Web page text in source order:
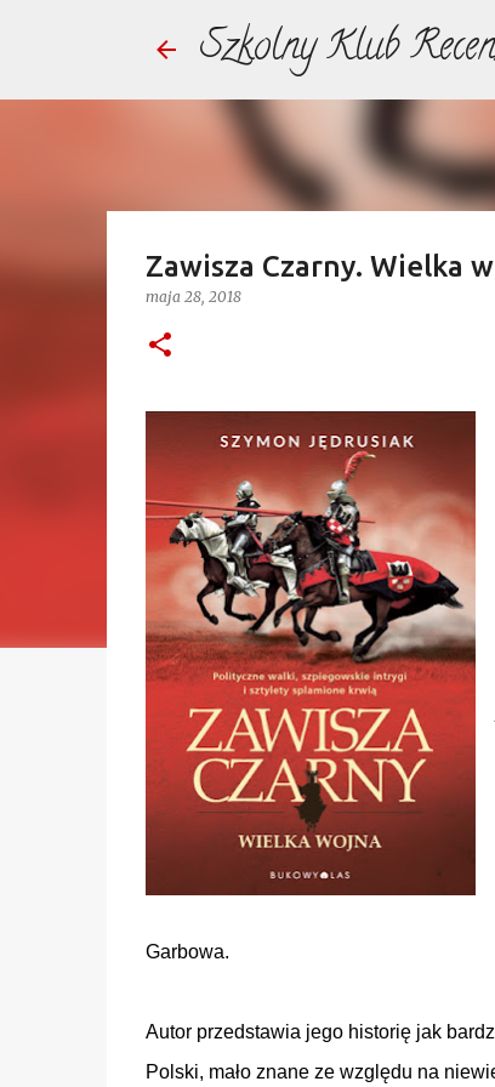
Szkolny Klub
Zawisza Czarny. Wielka
maja 28, 2018
Garbowa.
Autor przedstawia jego historię jak
Polski, mało znane ze względu na